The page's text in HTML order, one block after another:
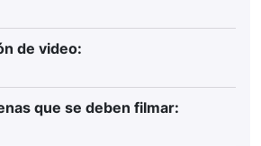
de video:
que se deben filmar: